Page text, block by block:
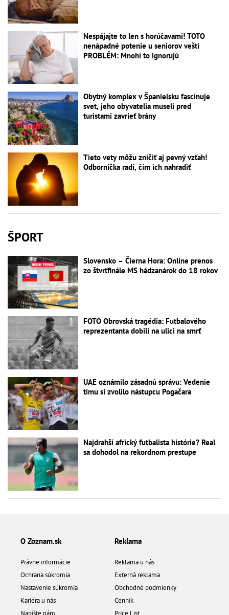
Nespájajte to len s horúčavami! TOTO
nenápadné potenie u seniorov veští
PROBLÉM: Mnohí to ignorujú
Obytný komplex v Španielsku fascinuje
svet, jeho obyvatelia museli pred
turistami zavrieť brány
Tieto vety môžu zničiť aj pevný vzťah!
Odborníčka radí, čím ich nahradiť
ŠPORT
Slovensko – Čierna Hora: Online prenos
zo štvrťfinále MS hádzanárok do 18 rokov
FOTO Obrovská tragédia: Futbalového
reprezentanta dobili na ulici na smrť
UAE oznámilo zásadnú správu: Vedenie
tímu si zvolilo nástupcu Pogačara
Najdrahší africký futbalista histórie? Real
sa dohodol na rekordnom prestupe
O Zoznam.sk
Právne informácie
Ochrana súkromia
Nastavenie súkromia
Kariéra u nás
Napíšte nám
Reklama
Reklama u nás
Externá reklama
Obchodné podmienky
Cenník
Price List